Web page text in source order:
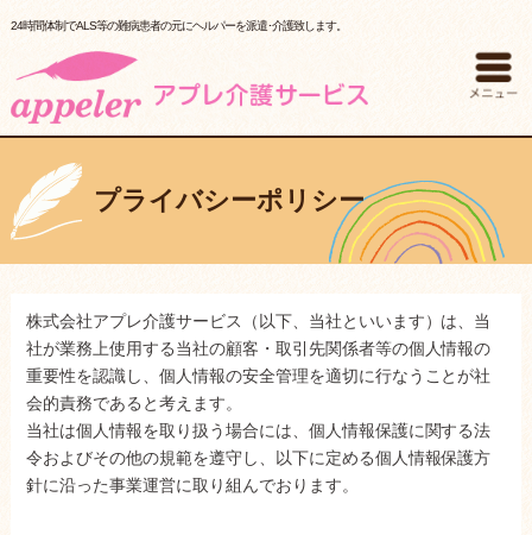
24時間体制でALS等の難病患者の元にヘルパーを派遣･介護致します。
プライバシーポリシー
株式会社アプレ介護サービス（以下、当社といいます）は、当
社が業務上使用する当社の顧客・取引先関係者等の個人情報の
重要性を認識し、個人情報の安全管理を適切に行なうことが社
会的責務であると考えます。
当社は個人情報を取り扱う場合には、個人情報保護に関する法
令およびその他の規範を遵守し、以下に定める個人情報保護方
針に沿った事業運営に取り組んでおります。